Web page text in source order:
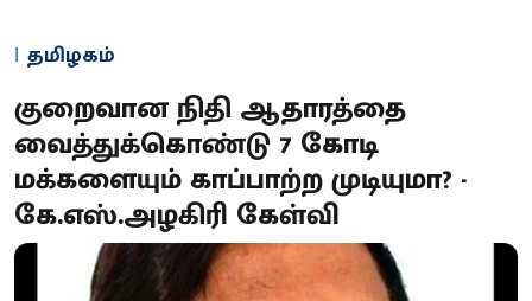
தமிழகம்
குறைவான நிதி ஆதாரத்தை
வைத்துக்கொண்டு 7 கோடி
மக்களையும் காப்பாற்ற முடியுமா? -
கே.எஸ்.அழகிரி கேள்வி